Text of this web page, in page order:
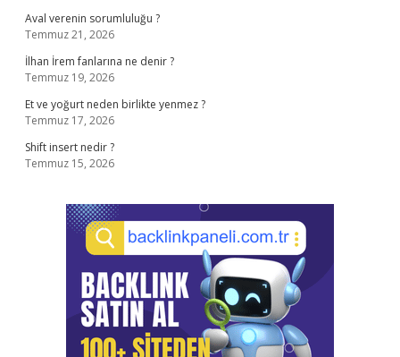
Aval verenin sorumluluğu ?
Temmuz 21, 2026
İlhan İrem fanlarına ne denir ?
Temmuz 19, 2026
Et ve yoğurt neden birlikte yenmez ?
Temmuz 17, 2026
Shift insert nedir ?
Temmuz 15, 2026